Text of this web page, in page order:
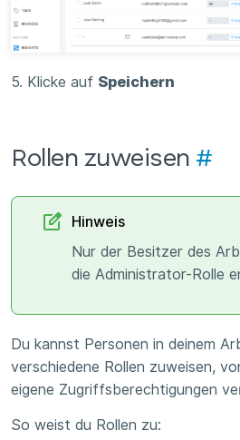
5. Klicke auf Speichern
Rollen zuweisen #
Hinweis
Nur der Besitzer des
die Administrator-Rolle
Du kannst Personen in deinem
verschiedene Rollen zuweisen,
eigene Zugriffsberechtigungen
So weist du Rollen zu: